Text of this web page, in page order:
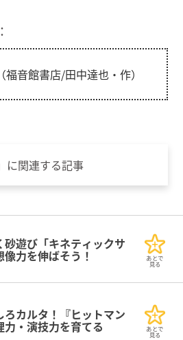
音館書店/田中達也・作）
に関連する記事
遊び「キネティックサ
力を伸ばそう！ あとで
見る
カルタ！『ヒットマン
・演技力を育てる あとで
見る